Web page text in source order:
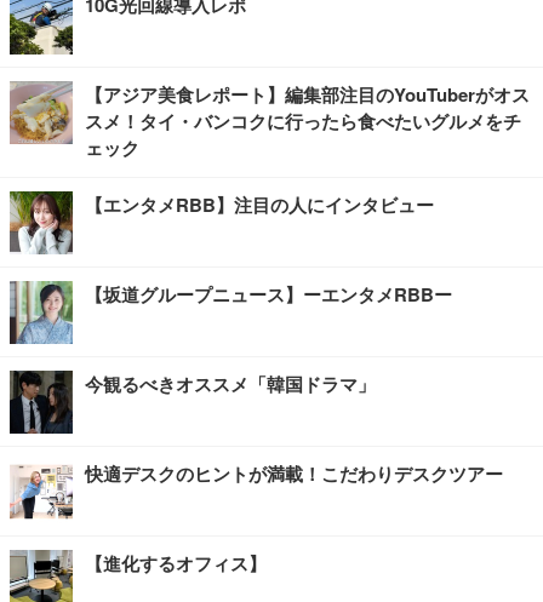
【アジア美食レポート】編集部注目のYouTuberがオス
スメ！タイ・バンコクに行ったら食べたいグルメをチ
ェック
【エンタメRBB】注目の人にインタビュー
【坂道グループニュース】ーエンタメRBBー
今観るべきオススメ「韓国ドラマ」
快適デスクのヒントが満載！こだわりデスクツアー
【進化するオフィス】